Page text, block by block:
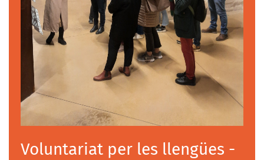
Voluntariat per les llengües -